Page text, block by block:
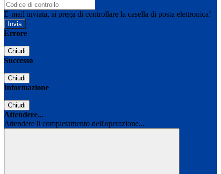
E-mail inviata, si prega di controllare la casella di posta elettronica!
Errore
Chiudi
Successo
Chiudi
Informazione
Chiudi
Attendere...
Attendere il completamento dell'operazione...